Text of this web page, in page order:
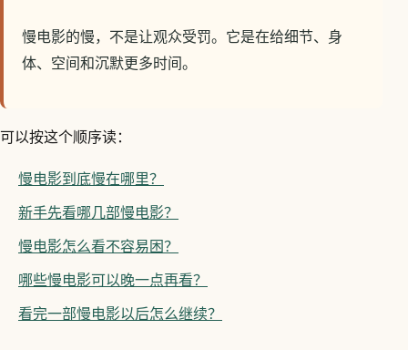
慢电影的慢，不是让观众受罚。它是在给细节、身
体、空间和沉默更多时间。
可以按这个顺序读：
慢电影到底慢在哪里？
新手先看哪几部慢电影？
慢电影怎么看不容易困？
哪些慢电影可以晚一点再看？
看完一部慢电影以后怎么继续？